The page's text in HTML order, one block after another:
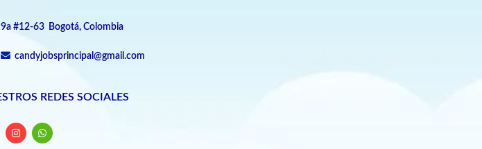
#12-63 Bogotá, Colombia
candyjobsprincipal@gmail.com
REDES SOCIALES